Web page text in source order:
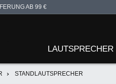
springen
AB 99 €
LAUTSPRECHER
STANDLAUTSPRECHER